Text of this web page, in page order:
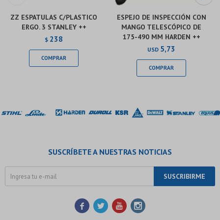
ZZ ESPATULAS C/PLASTICO
ERGO. 3 STANLEY ++
$ 238
ESPEJO DE INSPECCIÓN CON
MANGO TELESCÓPICO DE
175-490 MM HARDEN ++
USD 5,73
SUSCRÍBETE A NUESTRAS NOTICIAS
SUSCRIBIRME
   